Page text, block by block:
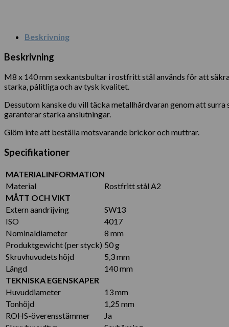
Beskrivning
Beskrivning
M8 x 140 mm sexkantsbultar i rostfritt stål används för att
starka, pålitliga och av tysk kvalitet.
Dessutom kanske du vill täcka metallhårdvaran genom att
garanterar starka anslutningar.
Glöm inte att beställa motsvarande brickor och muttrar.
Specifikationer
MATERIALINFORMATION
Material
Rostfritt stål A2
MÅTT OCH VIKT
Extern aandrijving
SW13
ISO
4017
Nominaldiameter
8 mm
Produktgewicht (per styck) 50 g
Skruvhuvudets höjd
5,3 mm
Längd
140 mm
TEKNISKA EGENSKAPER
Huvuddiameter
13 mm
Tonhöjd
1,25 mm
ROHS-överensstämmer
Ja